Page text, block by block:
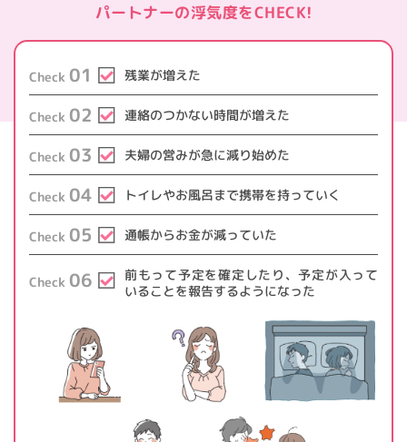
パートナーの浮気度をCHECK!
Check 01 残業が増えた
Check 02 連絡のつかない時間が増えた
Check 03 夫婦の営みが急に減り始めた
Check 04 トイレやお風呂まで携帯を持っていく
Check 05 通帳からお金が減っていた
Check 06
前もって予定を確定したり、予定が入って
いることを報告するようになった